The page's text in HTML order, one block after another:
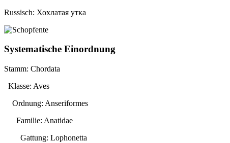
Russisch: Хохлатая утка
Systematische Einordnung
Stamm: Chordata
Klasse: Aves
Ordnung: Anseriformes
Familie: Anatidae
Gattung: Lophonetta